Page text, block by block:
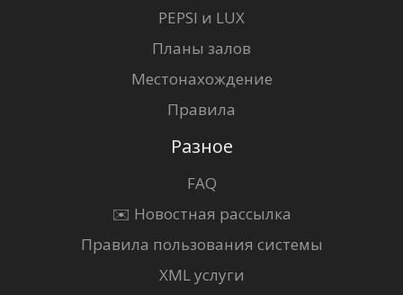
PEPSI и LUX
Планы залов
Местонахождение
Правила
Разное
FAQ
✉️ Новостная рассылка
Правила пользования системы
XML услуги